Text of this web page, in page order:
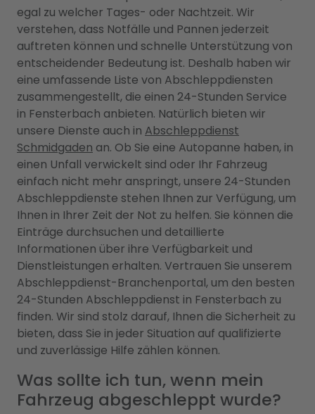
egal zu welcher Tages- oder Nachtzeit. Wir
verstehen, dass Notfälle und Pannen jederzeit
auftreten können und schnelle Unterstützung von
entscheidender Bedeutung ist. Deshalb haben wir
eine umfassende Liste von Abschleppdiensten
zusammengestellt, die einen 24-Stunden Service
in Fensterbach anbieten. Natürlich bieten wir
unsere Dienste auch in Abschleppdienst
Schmidgaden an. Ob Sie eine Autopanne haben, in
einen Unfall verwickelt sind oder Ihr Fahrzeug
einfach nicht mehr anspringt, unsere 24-Stunden
Abschleppdienste stehen Ihnen zur Verfügung, um
Ihnen in Ihrer Zeit der Not zu helfen. Sie können die
Einträge durchsuchen und detaillierte
Informationen über ihre Verfügbarkeit und
Dienstleistungen erhalten. Vertrauen Sie unserem
Abschleppdienst-Branchenportal, um den besten
24-Stunden Abschleppdienst in Fensterbach zu
finden. Wir sind stolz darauf, Ihnen die Sicherheit zu
bieten, dass Sie in jeder Situation auf qualifizierte
und zuverlässige Hilfe zählen können.
Was sollte ich tun, wenn mein
Fahrzeug abgeschleppt wurde?